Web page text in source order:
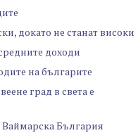
докато не станат високи
доходи
на българите
град в света е
България